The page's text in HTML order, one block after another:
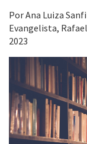
Por Ana Luiza
Evangelista,
2023